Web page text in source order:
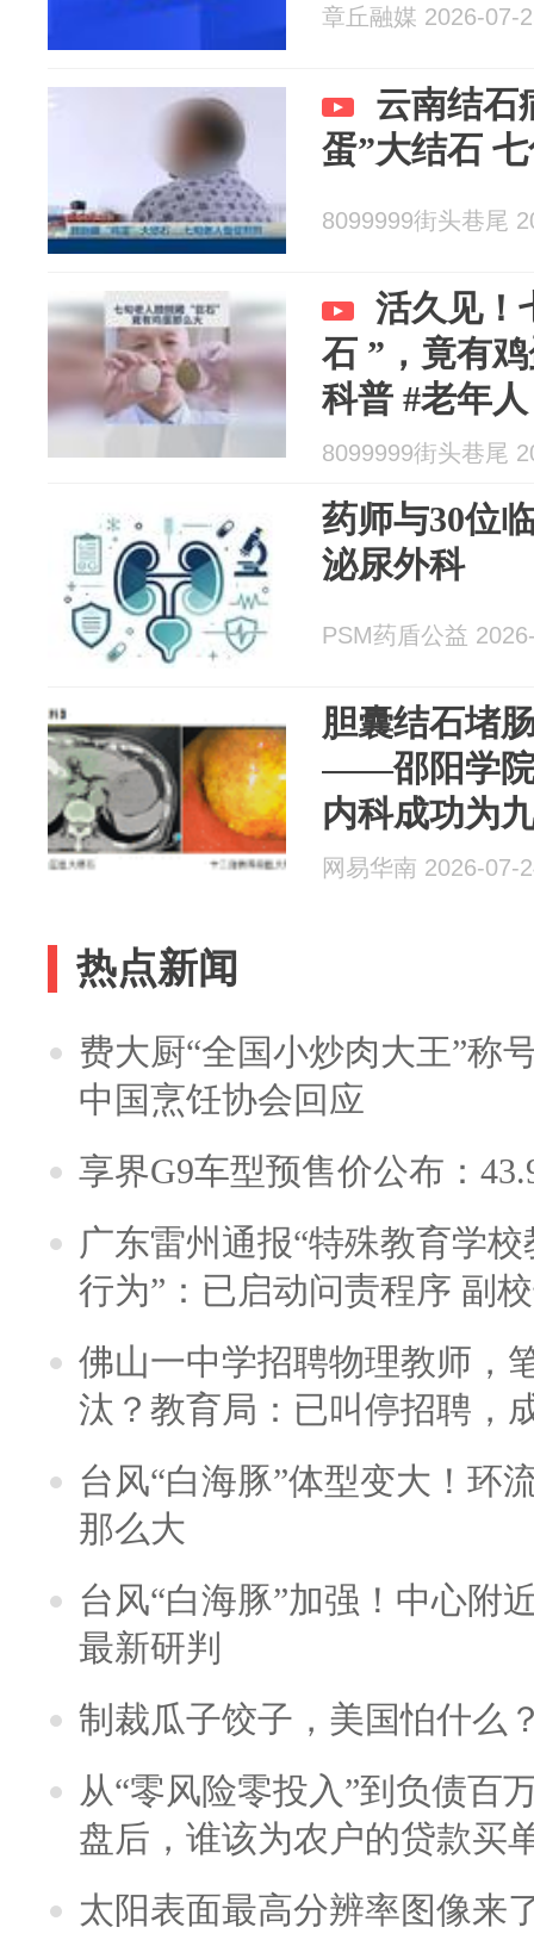
章丘融媒 2026-07-
云南结石
蛋”大结石
8099999街头巷尾
活久见！
石 ”，竟有
科普 #老年
8099999街头巷尾
药师与30位
泌尿外科
PSM药盾公益
胆囊结石堵
——邵阳学院
内科成功为
网篮碎石取
网易华南 2026-07-
热点新闻
费大厨“全国小炒肉大王”称
中国烹饪协会回应
享界G9车型预售价公布：
广东雷州通报“特殊教育学
行为”：已启动问责程序 副
佛山一中学招聘物理教师，
汰？教育局：已叫停招聘，
台风“白海豚”体型变大！环
那么大
台风“白海豚”加强！中心附
最新研判
制裁瓜子饺子，美国怕什么
从“零风险零投入”到负债百
盘后，谁该为农户的贷款买
太阳表面最高分辨率图像来